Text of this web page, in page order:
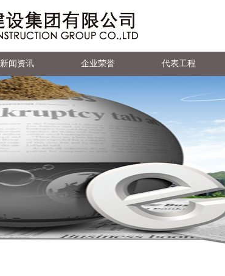
新闻资讯 企业荣誉 代表工程